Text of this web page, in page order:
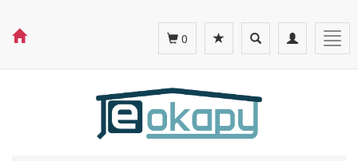
Toggle
navigation
Toggle
search
0